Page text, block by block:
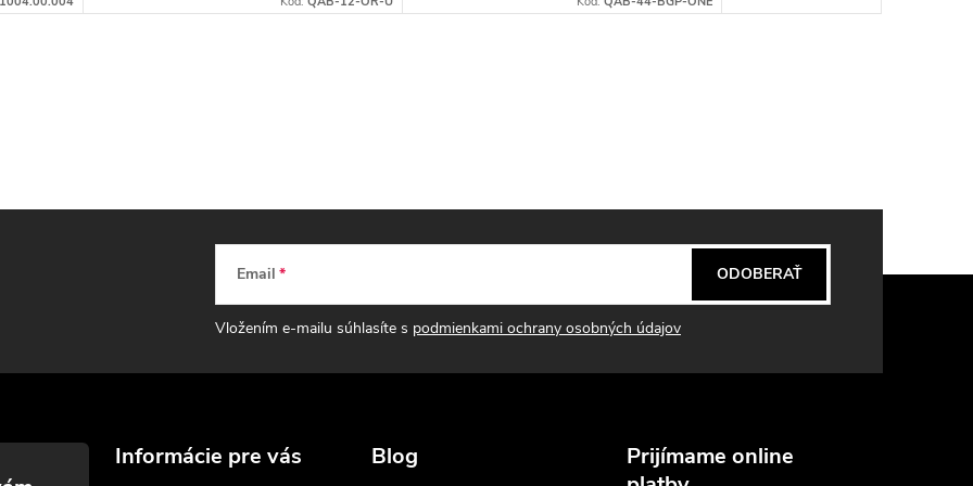
Email
Vložením e-mailu súhlasíte s podmienkami ochrany osobných údajov
ODOBERAŤ
Informácie pre vás Blog
Prijímame online